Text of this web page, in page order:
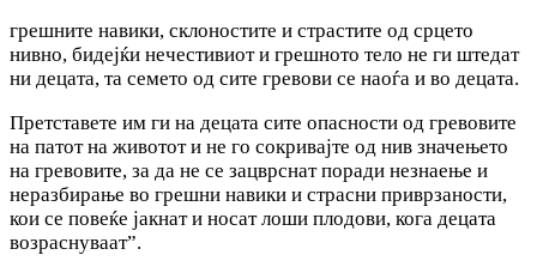
грешните навики, склоностите и страстите од срцето
нивно, бидејќи нечестивиот и грешното тело не ги штедат
ни децата, та семето од сите гревови се наоѓа и во децата.
Претставете им ги на децата сите опасности од гревовите
на патот на животот и не го сокривајте од нив значењето
на гревовите, за да не се зацврснат поради незнаење и
неразбирање во грешни навики и страсни приврзаности,
кои се повеќе јакнат и носат лоши плодови, кога децата
возраснуваат”.